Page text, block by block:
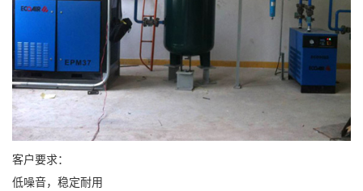
客户要求：
低噪音，稳定耐用